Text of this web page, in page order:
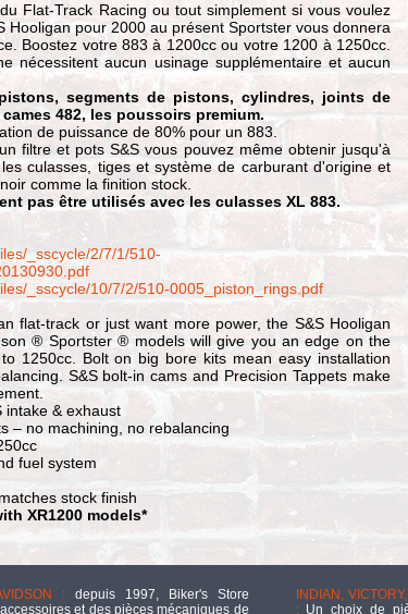
Flat-Track Racing ou tout simplement si vous voulez
Hooligan pour 2000 au présent Sportster vous donnera
Boostez votre 883 à 1200cc ou votre 1200 à 1250cc.
nécessitent aucun usinage supplémentaire et aucun
segments de pistons, cylindres, joints de
482, les poussoirs premium.
de puissance de 80% pour un 883.
filtre et pots S&S vous pouvez même obtenir jusqu'à
culasses, tiges et système de carburant d'origine et
comme la finition stock.
pas être utilisés avec les culasses XL 883.
_sscycle/2/7/1/510-
_sscycle/10/7/2/510-0005_piston_rings.pdf
flat-track or just want more power, the S&S Hooligan
® Sportster ® models will give you an edge on the
1250cc. Bolt on big bore kits mean easy installation
S&S bolt-in cams and Precision Tappets make
intake & exhaust
– no machining, no rebalancing
fuel system
stock finish
XR1200 models*
: depuis 1997, Biker's Store
et des pièces mécaniques de
INDIAN,
:Un choix de